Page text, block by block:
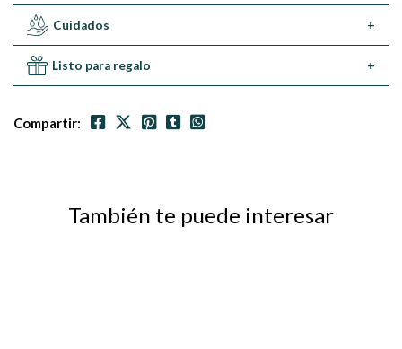
Cuidados +
Listo para regalo +
Compartir:
También te puede interesar